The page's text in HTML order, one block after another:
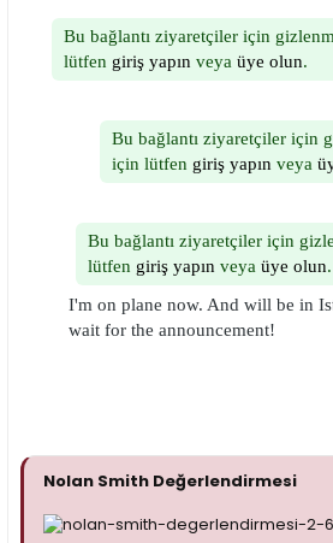
Bu bağlantı ziyaretçiler için
lütfen giriş yapın veya üye olun.
Bu bağlantı ziyaretçiler için
için lütfen giriş yapın veya
Bu bağlantı ziyaretçiler için
lütfen giriş yapın veya üye olun.
I'm on plane now. And will be in
wait for the announcement!
Nolan Smith Değerlendirmesi